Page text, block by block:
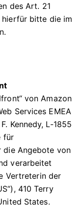
des Art. 21
hierfür bitte die im
von Amazon
Services EMEA
Kennedy, L-1855
für
die Angebote von
verarbeitet
Vertreterin der
410 Terry
States.